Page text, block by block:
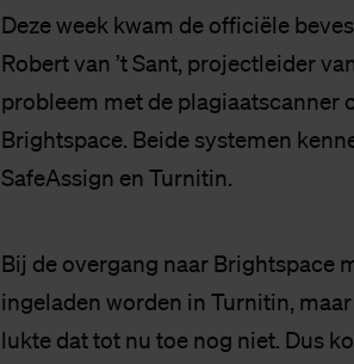
Deze week kwam de officiële
Robert van ’t Sant, projectleider
probleem met de plagiaatscanner
Brightspace. Beide systemen
SafeAssign en Turnitin.
Bij de overgang naar Brightspace
ingeladen worden in Turnitin,
lukte dat tot nu toe nog niet. Dus